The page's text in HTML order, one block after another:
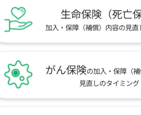
生命保険（死亡保
加入・保障（補償）内容の見
がん保険の加入・保障（
見直しのタイミング